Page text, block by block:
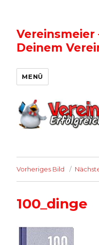
Deinem
MENÜ
Vorheriges Bild
100_dinge